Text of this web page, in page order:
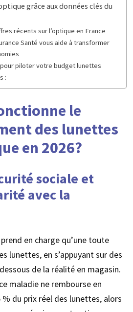
grâce aux données clés du
récents sur l’optique en France
Santé vous aide à transformer
piloter votre budget lunettes
:
le
des lunettes
en 2026?
sociale et
avec la
en charge qu’une toute
lunettes, en s’appuyant sur des
de la réalité en magasin.
maladie ne rembourse en
% du prix réel des lunettes, alors